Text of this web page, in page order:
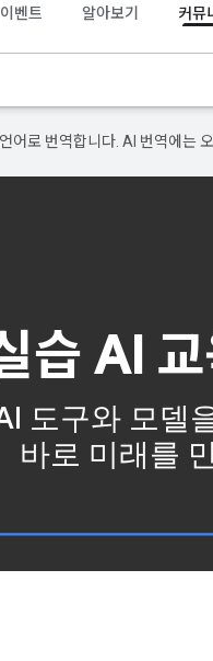
이벤트 알아보기 커뮤
로 번역합니다. AI 번역에는
습 AI
도구와 모델
바로 미래를